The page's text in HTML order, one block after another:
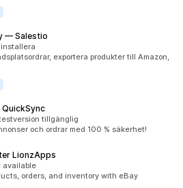
— Salestio
exportera produkter till Amazon,
tillgänglig
och ordrar med 100 % säkerhet!
LionzApps
available
orders, and inventory with eBay